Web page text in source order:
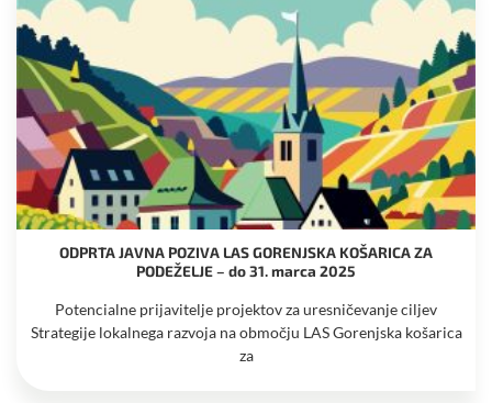
ODPRTA JAVNA POZIVA LAS GORENJSKA KOŠARICA ZA
PODEŽELJE – do 31. marca 2025
Potencialne prijavitelje projektov za uresničevanje ciljev
Strategije lokalnega razvoja na območju LAS Gorenjska košarica
za